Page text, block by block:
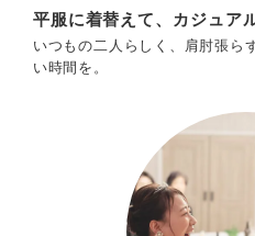
平服に着替えて、カジュア
いつもの二人らしく、肩肘張ら
い時間を。